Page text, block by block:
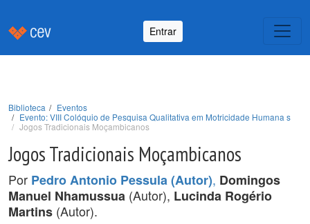
Entrar
Biblioteca
Eventos
Evento: VIII Colóquio de Pesquisa Qualitativa em Motricidade Humana s
Jogos Tradicionais Moçambicanos
Jogos Tradicionais Moçambicanos
Por Pedro Antonio Pessula (Autor), Domingos
Manuel Nhamussua (Autor), Lucinda Rogério
Martins (Autor).